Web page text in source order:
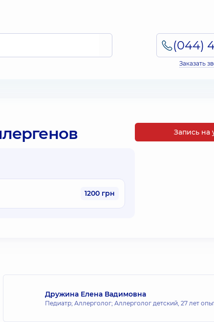
Заказать
1200 грн
Запись на
Дружина Елена Вадимовна
Педиатр; Аллерголог; Аллерголог детский, 27 лет